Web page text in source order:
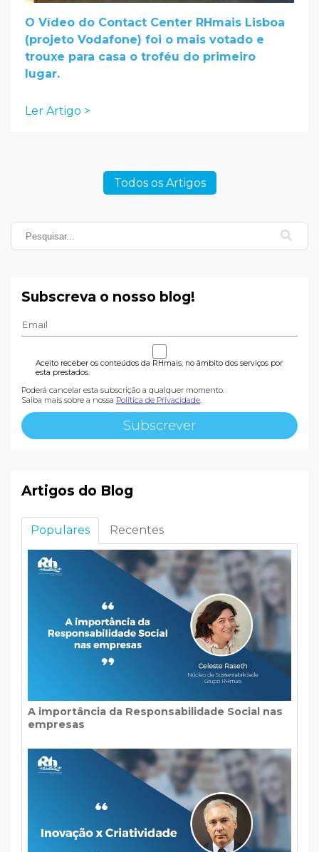
O Vídeo do Contact Center RHmais Lisboa
(projeto Vodafone) foi o mais votado e
trouxe para casa o troféu do primeiro
lugar.
Ler Artigo >
Todos os Artigos
Subscreva o nosso blog!
Aceito receber os conteúdos da RHmais, no âmbito dos serviços por
esta prestados.
Poderá cancelar esta subscrição a qualquer momento.
Saiba mais sobre a nossa Política de Privacidade.
Artigos do Blog
Populares Recentes
A importância da Responsabilidade Social nas
empresas